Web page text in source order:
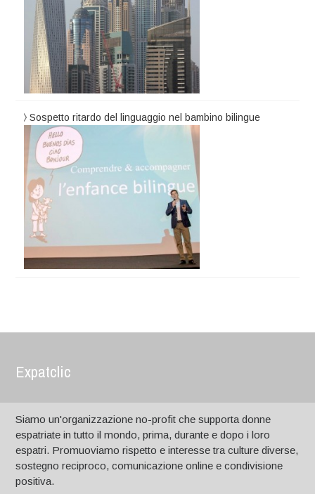
Sospetto ritardo del linguaggio nel bambino bilingue
Expatclic
Siamo un'organizzazione no-profit che supporta donne
espatriate in tutto il mondo, prima, durante e dopo i loro
espatri. Promuoviamo rispetto e interesse tra culture diverse,
sostegno reciproco, comunicazione online e condivisione
positiva.